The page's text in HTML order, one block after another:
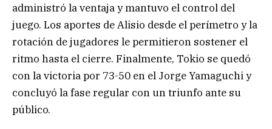
administró la ventaja y mantuvo el control del
juego. Los aportes de Alisio desde el perímetro y la
rotación de jugadores le permitieron sostener el
ritmo hasta el cierre. Finalmente, Tokio se quedó
con la victoria por 73-50 en el Jorge Yamaguchi y
concluyó la fase regular con un triunfo ante su
público.